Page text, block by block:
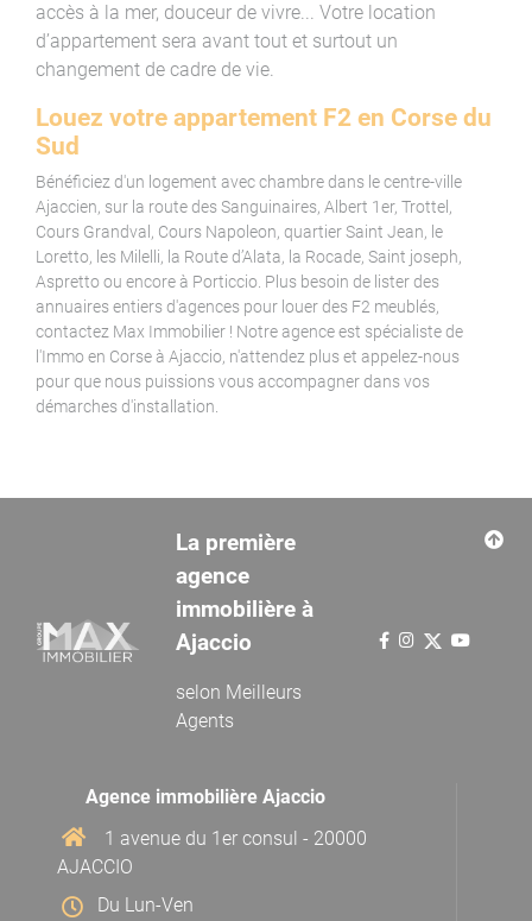
accès à la mer, douceur de vivre... Votre location
d’appartement sera avant tout et surtout un
changement de cadre de vie.
Louez votre appartement F2 en Corse du
Sud
Bénéficiez d'un logement avec chambre dans le centre-ville
Ajaccien, sur la route des Sanguinaires, Albert 1er, Trottel,
Cours Grandval, Cours Napoleon, quartier Saint Jean, le
Loretto, les Milelli, la Route d’Alata, la Rocade, Saint joseph,
Aspretto ou encore à Porticcio. Plus besoin de lister des
annuaires entiers d'agences pour louer des F2 meublés,
contactez Max Immobilier ! Notre agence est spécialiste de
l'Immo en Corse à Ajaccio, n'attendez plus et appelez-nous
pour que nous puissions vous accompagner dans vos
démarches d'installation.
La première
agence
immobilière à
Ajaccio
selon Meilleurs
Agents
Agence immobilière Ajaccio
1 avenue du 1er consul - 20000
AJACCIO
Du Lun-Ven